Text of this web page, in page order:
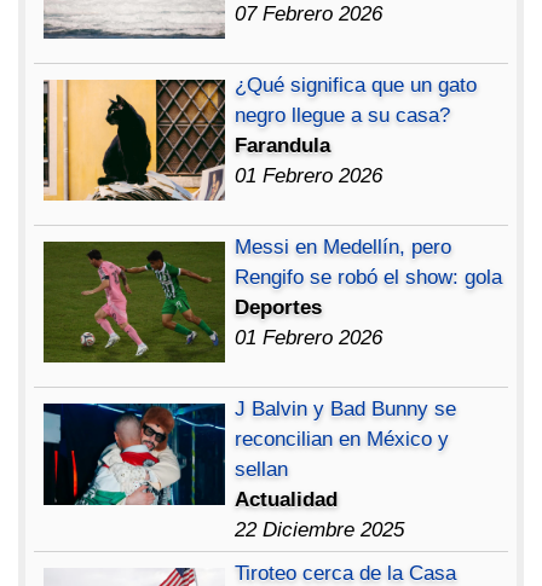
07 Febrero 2026
¿Qué significa que un gato
negro llegue a su casa?
Farandula
01 Febrero 2026
Messi en Medellín, pero
Rengifo se robó el show: gola
Deportes
01 Febrero 2026
J Balvin y Bad Bunny se
reconcilian en México y
sellan
Actualidad
22 Diciembre 2025
Tiroteo cerca de la Casa